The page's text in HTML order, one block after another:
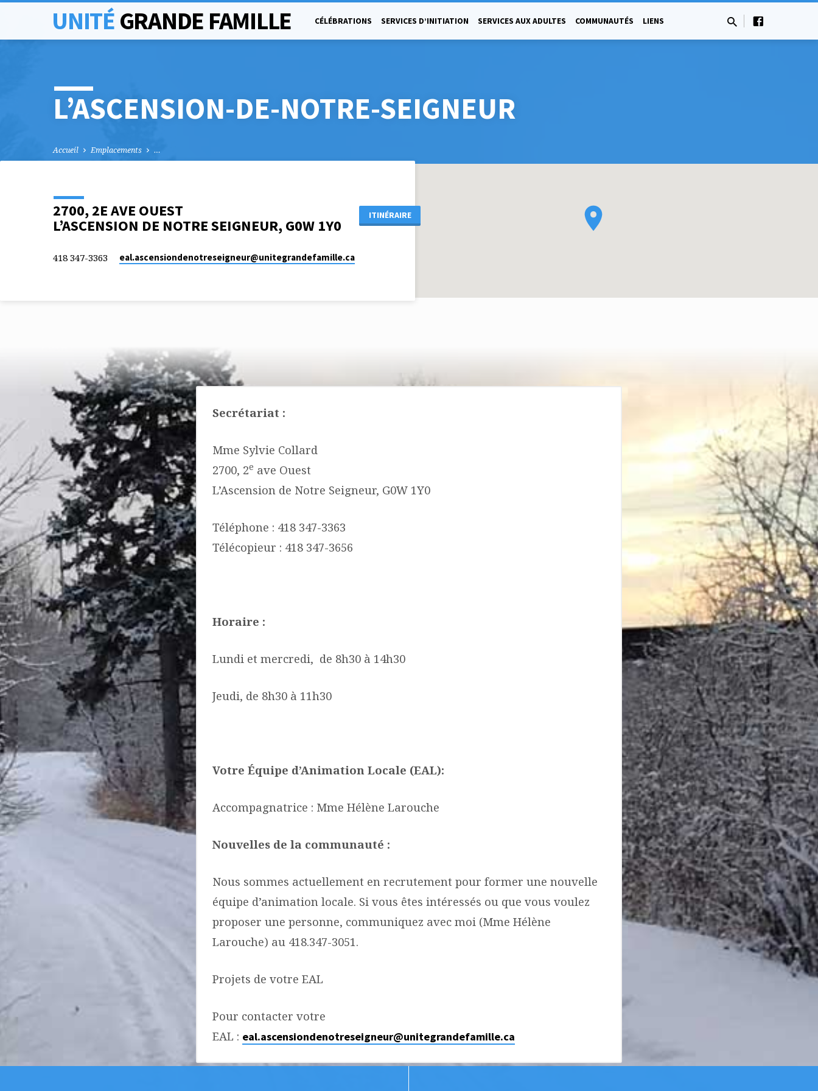
UNITÉ GRANDE FAMILLE CÉLÉBRATIONS SERVICES D’INITIATION SERVICES AUX ADULTES COMMUNAUTÉS LIENS
L’ASCENSION-DE-NOTRE-SEIGNEUR
Accueil Emplacements …
2700, 2E AVE OUEST
L’ASCENSION DE NOTRE SEIGNEUR, G0W 1Y0
ITINÉRAIRE
418 347-3363 eal.ascensiondenotreseigneur​@unitegrandefamille.ca
L’ASCENSION-
NOTRE-
SEIGNEUR
Secrétariat :
Mme Sylvie Collard
2700, 2e ave Ouest
L’Ascension de Notre Seigneur, G0W 1Y0
Téléphone : 418 347-3363
Télécopieur : 418 347-3656
Horaire :
Lundi et mercredi, de 8h30 à 14h30
Jeudi, de 8h30 à 11h30
Votre Équipe d’Animation Locale (EAL):
Accompagnatrice : Mme Hélène Larouche
Nouvelles de la communauté :
Nous sommes actuellement en recrutement pour former une nouvelle
équipe d’animation locale. Si vous êtes intéressés ou que vous voulez
proposer une personne, communiquez avec moi (Mme Hélène
Larouche) au 418.347-3051.
Projets de votre EAL
Pour contacter votre
EAL : eal.ascensiondenotreseigneur@unitegrandefamille.ca